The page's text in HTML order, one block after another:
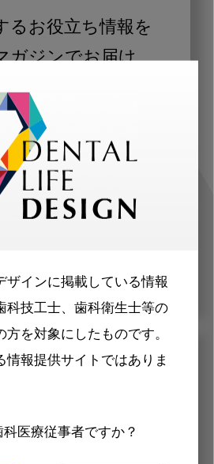
ザインに掲載している情報
科技工士、歯科衛生士等の
を対象にしたものです。
情報提供サイトではありま
医療従事者ですか？
るお役立ち情報を
ガジンでお届け
た職種（歯科医師、歯
技工士）に合わせた内
ジンをお届けします。
リット